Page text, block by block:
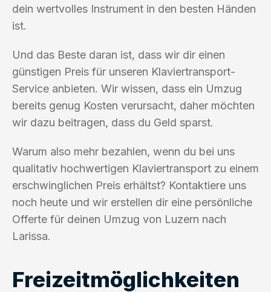
dein wertvolles Instrument in den besten Händen
ist.
Und das Beste daran ist, dass wir dir einen
günstigen Preis für unseren Klaviertransport-
Service anbieten. Wir wissen, dass ein Umzug
bereits genug Kosten verursacht, daher möchten
wir dazu beitragen, dass du Geld sparst.
Warum also mehr bezahlen, wenn du bei uns
qualitativ hochwertigen Klaviertransport zu einem
erschwinglichen Preis erhältst? Kontaktiere uns
noch heute und wir erstellen dir eine persönliche
Offerte für deinen Umzug von Luzern nach
Larissa.
Freizeitmöglichkeiten